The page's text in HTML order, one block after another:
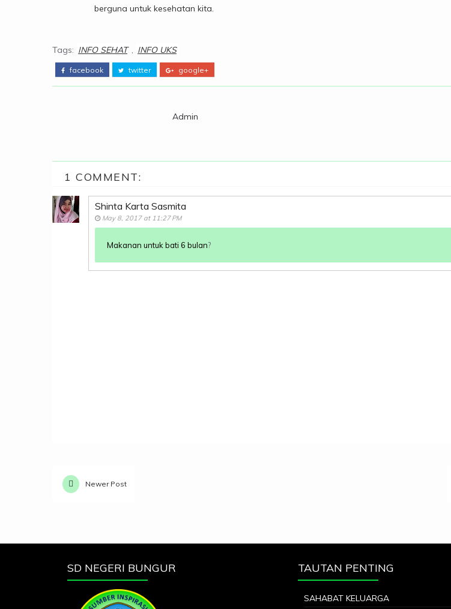
berguna untuk kesehatan kita.
Tags: INFO SEHAT , INFO UKS
facebook twitter google+
Admin
1 COMMENT:
Shinta Karta Sasmita
May 8, 2017 at 11:27 PM
Makanan untuk bati 6 bulan?
Newer Post
SD NEGERI BUNGUR TAUTAN PENTING
SAHABAT KELUARGA